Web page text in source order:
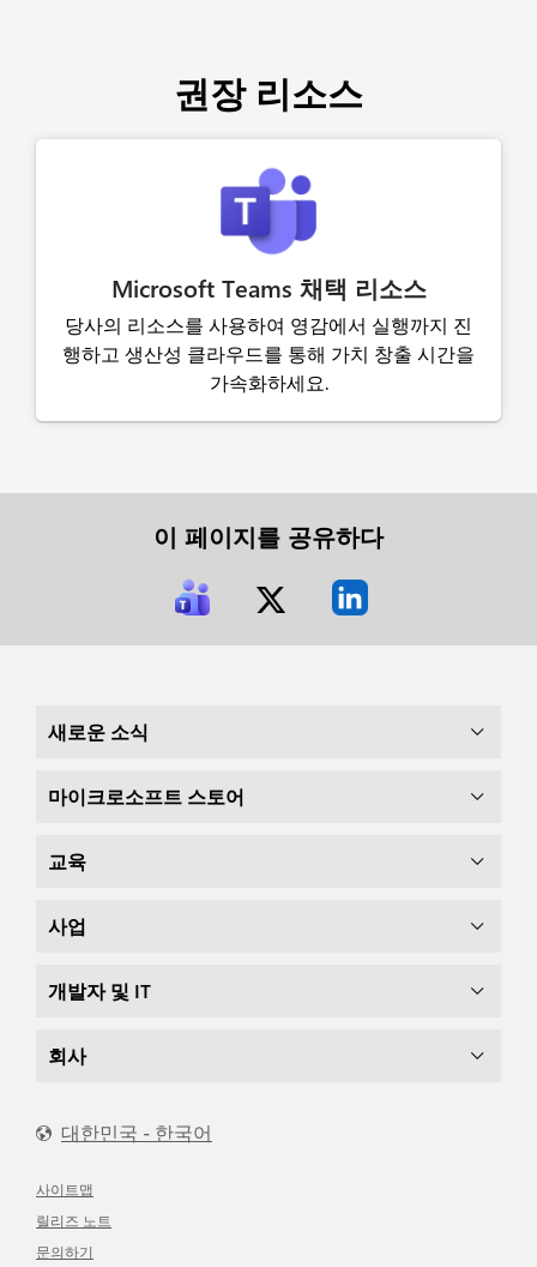
권장 리소스
Microsoft Teams 채택 리소스
당사의 리소스를 사용하여 영감에서 실행까지 진
행하고 생산성 클라우드를 통해 가치 창출 시간을
가속화하세요.
이 페이지를 공유하다
새로운 소식
마이크로소프트 스토어
교육
사업
개발자 및 IT
회사
대한민국 - 한국어
사이트맵
릴리즈 노트
문의하기